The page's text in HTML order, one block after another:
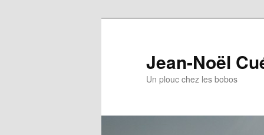
Jean-Noël
Un plouc chez les bobos